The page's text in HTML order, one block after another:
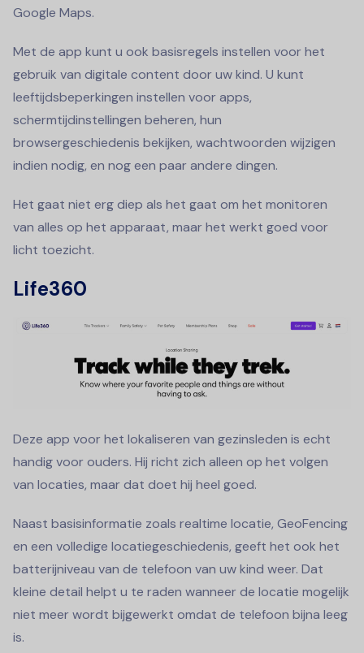
Google Maps.
Met de app kunt u ook basisregels instellen voor het
gebruik van digitale content door uw kind. U kunt
leeftijdsbeperkingen instellen voor apps,
schermtijdinstellingen beheren, hun
browsergeschiedenis bekijken, wachtwoorden wijzigen
indien nodig, en nog een paar andere dingen.
Het gaat niet erg diep als het gaat om het monitoren
van alles op het apparaat, maar het werkt goed voor
licht toezicht.
Life360
Deze app voor het lokaliseren van gezinsleden is echt
handig voor ouders. Hij richt zich alleen op het volgen
van locaties, maar dat doet hij heel goed.
Naast basisinformatie zoals realtime locatie, GeoFencing
en een volledige locatiegeschiedenis, geeft het ook het
batterijniveau van de telefoon van uw kind weer. Dat
kleine detail helpt u te raden wanneer de locatie mogelijk
niet meer wordt bijgewerkt omdat de telefoon bijna leeg
is.